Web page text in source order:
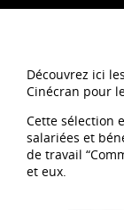
Découvrez ici
Cinécran pour
Cette sélection
salariées et
de travail
et eux.